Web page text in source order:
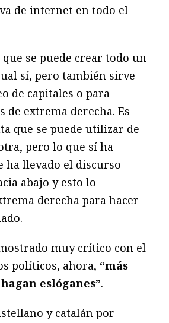
de internet en todo el
se puede crear todo un
sí, pero también sirve
de capitales o para
extrema derecha. Es
que se puede utilizar de
pero lo que sí ha
ha llevado el discurso
abajo y esto lo
derecha para hacer
muy crítico con el
políticos, ahora, “más
eslóganes”.
y catalán por